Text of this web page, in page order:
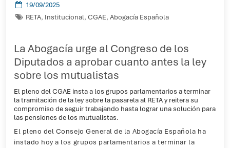
19/09/2025
RETA, Institucional, CGAE, Abogacía Española
La Abogacía urge al Congreso de los
Diputados a aprobar cuanto antes la ley
sobre los mutualistas
El pleno del CGAE insta a los grupos parlamentarios a terminar
la tramitación de la ley sobre la pasarela al RETA y reitera su
compromiso de seguir trabajando hasta lograr una solución para
las pensiones de los mutualistas.
El pleno del Consejo General de la Abogacía Española ha
instado hoy a los grupos parlamentarios a terminar la